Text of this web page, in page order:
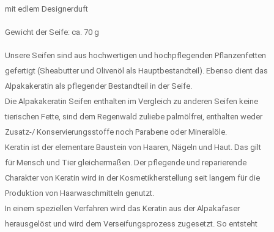
mit edlem Designerduft
Gewicht der Seife: ca. 70 g
Unsere Seifen sind aus hochwertigen und hochpflegenden Pflanzenfetten
gefertigt (Sheabutter und Olivenöl als Hauptbestandteil). Ebenso dient das
Alpakakeratin als pflegender Bestandteil in der Seife.
Die Alpakakeratin Seifen enthalten im Vergleich zu anderen Seifen keine
tierischen Fette, sind dem Regenwald zuliebe palmölfrei, enthalten weder
Zusatz-/ Konservierungsstoffe noch Parabene oder Mineralöle.
Keratin ist der elementare Baustein von Haaren, Nägeln und Haut. Das gilt
für Mensch und Tier gleichermaßen. Der pflegende und reparierende
Charakter von Keratin wird in der Kosmetikherstellung seit langem für die
Produktion von Haarwaschmitteln genutzt.
In einem speziellen Verfahren wird das Keratin aus der Alpakafaser
herausgelöst und wird dem Verseifungsprozess zugesetzt. So entsteht